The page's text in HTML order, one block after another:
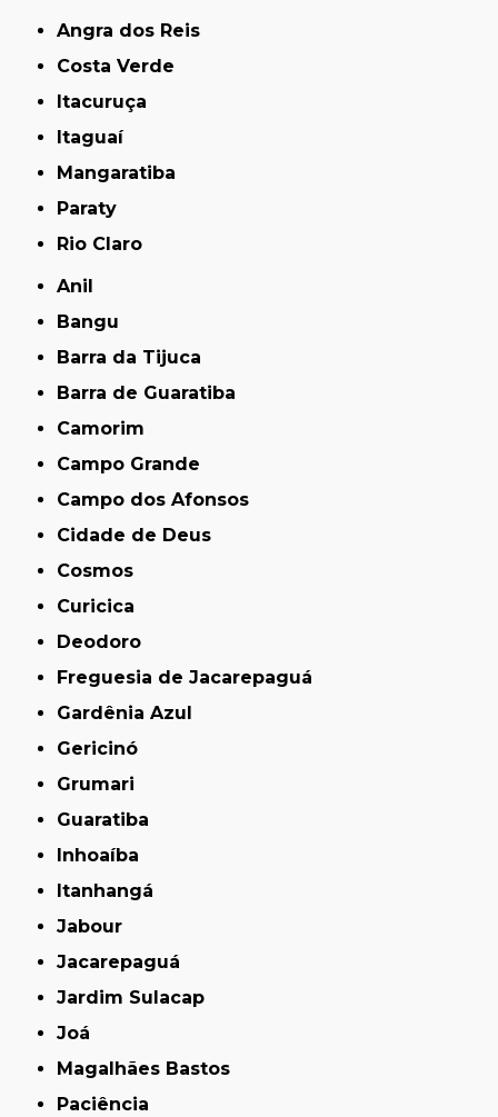
Angra dos Reis
Costa Verde
Itacuruça
Itaguaí
Mangaratiba
Paraty
Rio Claro
Anil
Bangu
Barra da Tijuca
Barra de Guaratiba
Camorim
Campo Grande
Campo dos Afonsos
Cidade de Deus
Cosmos
Curicica
Deodoro
Freguesia de Jacarepaguá
Gardênia Azul
Gericinó
Grumari
Guaratiba
Inhoaíba
Itanhangá
Jabour
Jacarepaguá
Jardim Sulacap
Joá
Magalhães Bastos
Paciência